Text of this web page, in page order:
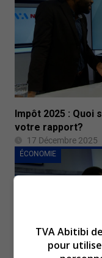
Impôt 2025 : Quoi
votre rapport?
17 Décembre 2025
ÉCONOMIE
TVA Abitibi
pour